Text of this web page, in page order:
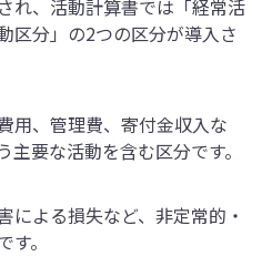
れ、活動計算書では「経常活
区分」の2つの区分が導入さ
用、管理費、寄付金収入な
主要な活動を含む区分です。
による損失など、非定常的・
。